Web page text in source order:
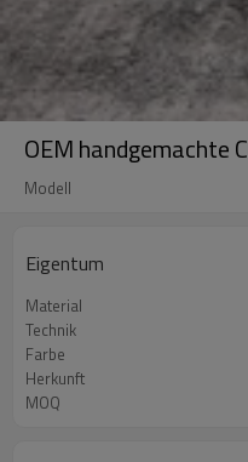
OEM handgemachte
Modell
Eigentum
Material
Technik
Farbe
Herkunft
MOQ